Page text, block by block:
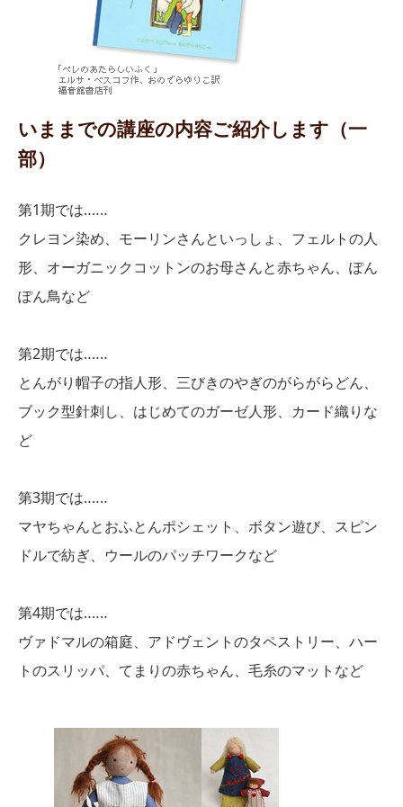
いままでの講座の内容ご紹介します（一
部）
第1期では‥‥‥
クレヨン染め、モーリンさんといっしょ、フェルトの人
形、オーガニックコットンのお母さんと赤ちゃん、ぽん
ぽん鳥など
第2期では‥‥‥
とんがり帽子の指人形、三びきのやぎのがらがらどん、
ブック型針刺し、はじめてのガーゼ人形、カード織りな
ど
第3期では‥‥‥
マヤちゃんとおふとんポシェット、ボタン遊び、スピン
ドルで紡ぎ、ウールのパッチワークなど
第4期では‥‥‥
ヴァドマルの箱庭、アドヴェントのタペストリー、ハー
トのスリッパ、てまりの赤ちゃん、毛糸のマットなど